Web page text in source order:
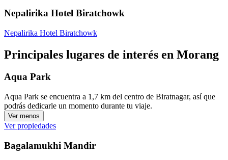
Nepalirika Hotel Biratchowk
Nepalirika Hotel Biratchowk
Principales lugares de interés en Morang
Aqua Park
Aqua Park se encuentra a 1,7 km del centro de Biratnagar, así que
podrás dedicarle un momento durante tu viaje.
Ver menos
Ver propiedades
Bagalamukhi Mandir